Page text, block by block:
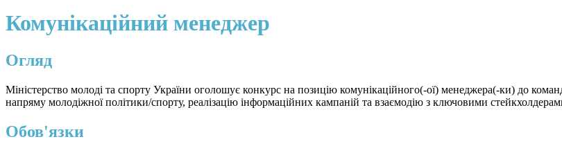
Комунікаційний менеджер
Огляд
Міністерство молоді та спорту України оголошує конкурс на позицію комунікаційного(-ої) менеджера(-ки) до
напряму молодіжної політики/спорту, реалізацію інформаційних кампаній та взаємодію з ключовими
Обов'язки